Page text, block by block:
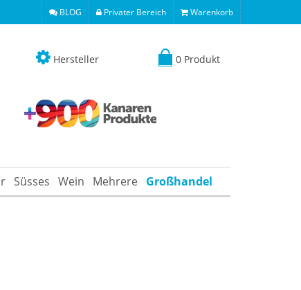
BLOG Privater Bereich Warenkorb
Hersteller 0 Produkt
Süsses Wein Mehrere Großhandel